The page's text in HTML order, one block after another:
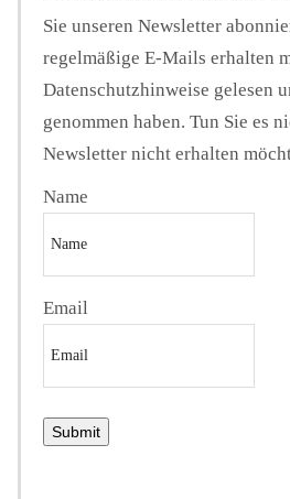
Sie unseren Newsletter
regelmäßige E-Mails erhalten
Datenschutzhinweise gelesen
genommen haben. Tun Sie es
Newsletter nicht erhalten
Name
Email